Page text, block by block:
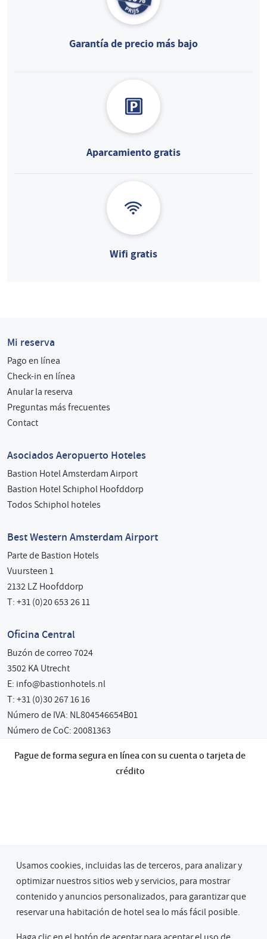
Garantía de precio más bajo
Aparcamiento gratis
Wifi gratis
Mi reserva
Pago en línea
Check-in en línea
Anular la reserva
Preguntas más frecuentes
Contact
Asociados Aeropuerto Hoteles
Bastion Hotel Amsterdam Airport
Bastion Hotel Schiphol Hoofddorp
Todos Schiphol hoteles
Best Western Amsterdam Airport
Parte de Bastion Hotels
Vuursteen 1
2132 LZ Hoofddorp
T: +31 (0)20 653 26 11
Oficina Central
Buzón de correo 7024
3502 KA Utrecht
E: info@bastionhotels.nl
T: +31 (0)30 267 16 16
Número de IVA: NL804546654B01
Número de CoC: 20081363
Pague de forma segura en línea con su cuenta o tarjeta de
crédito
© 2026 Bastion Hotel Groep
Privacidad & Cookies
Términos & Condiciones Generales
Usamos cookies, incluidas las de terceros, para analizar y
optimizar nuestros sitios web y servicios, para mostrar
contenido y anuncios personalizados, para garantizar que
reservar una habitación de hotel sea lo más fácil posible.